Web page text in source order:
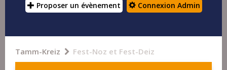
Proposer un évènement Connexion Admin
Tamm-Kreiz Fest-Noz et Fest-Deiz